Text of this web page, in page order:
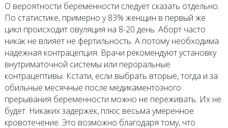
О вероятности беременности следует сказать отдельно.
По статистике, примерно у 83% женщин в первый же
цикл происходит овуляция на 8-20 день. Аборт часто
никак не влияет не фертильность. А потому необходима
надежная контрацепция. Врачи рекомендуют установку
внутриматочной системы или пероральные
контрацептивы. Кстати, если выбрать вторые, тогда и за
обильные месячные после медикаментозного
прерывания беременности можно не переживать. Их не
будет. Никаких задержек, плюс весьма умеренное
кровотечение. Это возможно благодаря тому, что